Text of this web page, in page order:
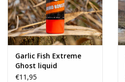
Garlic Fish Extreme
Ghost liquid
€11,95